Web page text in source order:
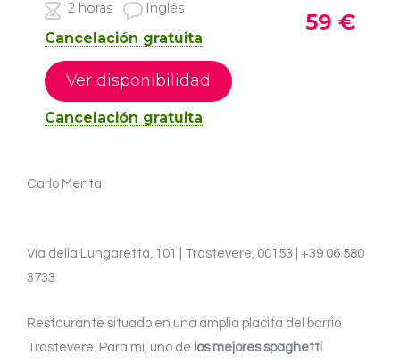
Carlo Menta
Via della Lungaretta, 101 | Trastevere, 00153 | +39 06 580
3733
Restaurante situado en una amplia placita del barrio
Trastevere. Para mí, uno de los mejores spaghetti